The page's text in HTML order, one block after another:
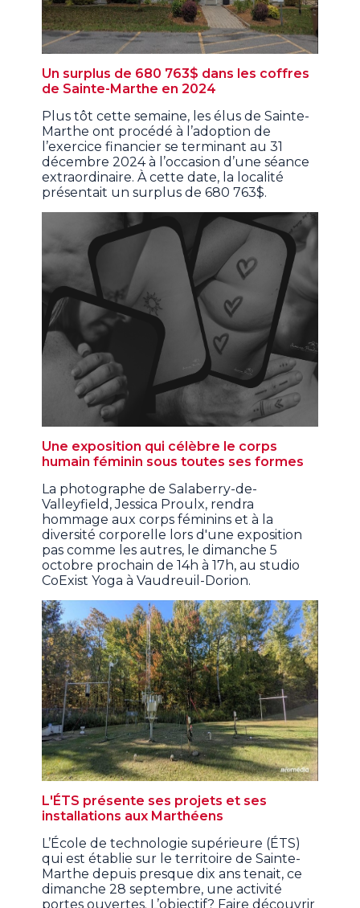
Un surplus de 680 763$ dans les coffres
de Sainte-Marthe en 2024
Plus tôt cette semaine, les élus de Sainte-
Marthe ont procédé à l’adoption de
l’exercice financier se terminant au 31
décembre 2024 à l’occasion d’une séance
extraordinaire. À cette date, la localité
présentait un surplus de 680 763$.
Une exposition qui célèbre le corps
humain féminin sous toutes ses formes
La photographe de Salaberry-de-
Valleyfield, Jessica Proulx, rendra
hommage aux corps féminins et à la
diversité corporelle lors d'une exposition
pas comme les autres, le dimanche 5
octobre prochain de 14h à 17h, au studio
CoExist Yoga à Vaudreuil-Dorion.
L'ÉTS présente ses projets et ses
installations aux Marthéens
L’École de technologie supérieure (ÉTS)
qui est établie sur le territoire de Sainte-
Marthe depuis presque dix ans tenait, ce
dimanche 28 septembre, une activité
portes ouvertes. L’objectif? Faire découvrir